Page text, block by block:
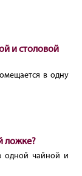
и столовой
в одну
ложке?
одной чайной и